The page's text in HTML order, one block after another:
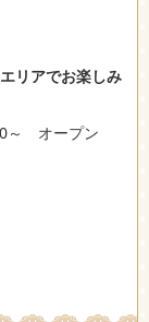
リアでお楽しみ
～ オープン